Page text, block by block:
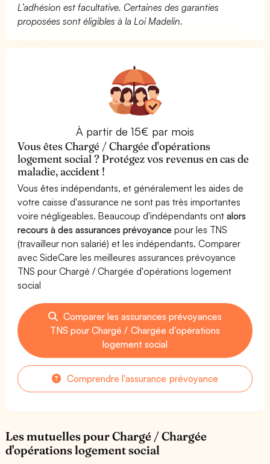
L’adhésion est facultative. Certaines des garanties
proposées sont éligibles à la Loi Madelin.
À partir de 15€ par mois
Vous êtes Chargé / Chargée d'opérations
logement social ? Protégez vos revenus en cas de
maladie, accident !
Vous êtes indépendants, et généralement les aides de
votre caisse d'assurance ne sont pas très importantes
voire négligeables. Beaucoup d'indépendants ontalors
recours à des assurances prévoyance pour les TNS
(travailleur non salarié) et les indépendants. Comparer
avec SideCare les meilleures assurances prévoyance
TNS pour Chargé / Chargée d'opérations logement
social
Comparer les assurances prévoyances
TNS pour Chargé / Chargée d'opérations
logement social
Comprendre l'assurance prévoyance
Les mutuelles pour Chargé / Chargée
d'opérations logement social